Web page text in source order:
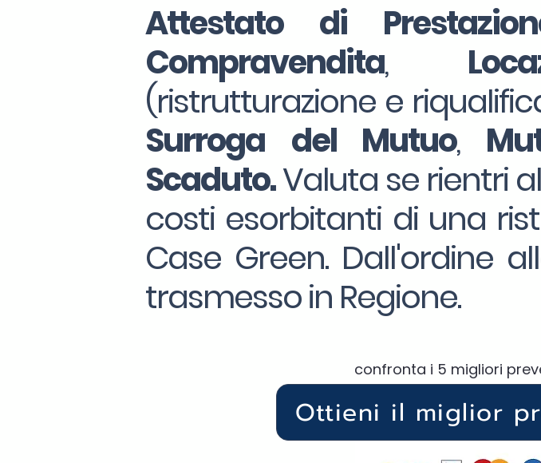
Attestato di
Compravendita,
(ristrutturazione e
Surroga
del Mutuo,
Scaduto.Valuta se rientri
costi esorbitanti di una
Case Green. Dall'ordine
trasmesso in Regione.
confronta i 5 migliori
Ottieni il miglior